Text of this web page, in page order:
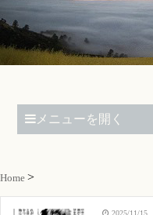
メニューを開く
Home
2025/11/15